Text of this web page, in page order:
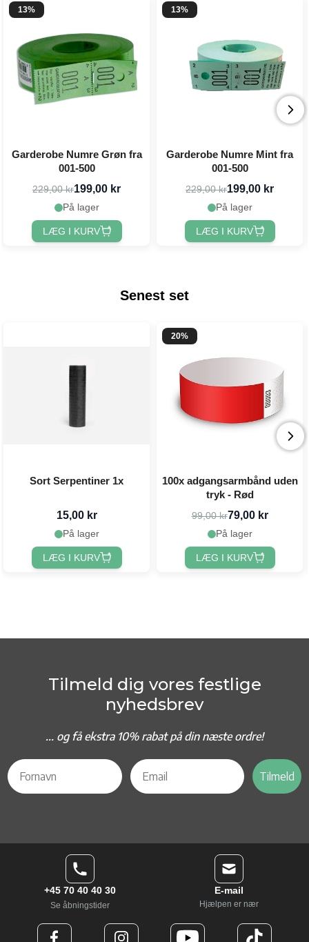
13%
Garderobe Numre Grøn fra
001-500
229,00 kr199,00 kr
På lager
LÆG I KURV
13%
Garderobe Numre Mint fra
001-500
229,00 kr199,00 kr
På lager
LÆG I KURV
Senest set
Sort Serpentiner 1x
15,00 kr
På lager
LÆG I KURV
20%
100x adgangsarmbånd uden
tryk - Rød
99,00 kr79,00 kr
På lager
LÆG I KURV
Tilmeld dig vores festlige
nyhedsbrev
... og få ekstra 10% rabat på din næste ordre!
Tilmeld
+45 70 40 40 30
Se åbningstider
E-mail
Hjælpen er nær